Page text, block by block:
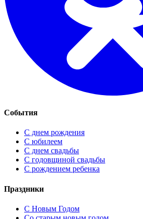
События
С днем рождения
С юбилеем
С днем свадьбы
С годовщиной свадьбы
С рождением ребенка
Праздники
C Новым Годом